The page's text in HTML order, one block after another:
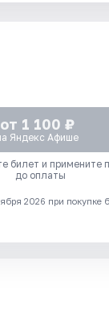
от 1 100 ₽
Яндекс Афише
билет и примените
до оплаты
2026 при покупке